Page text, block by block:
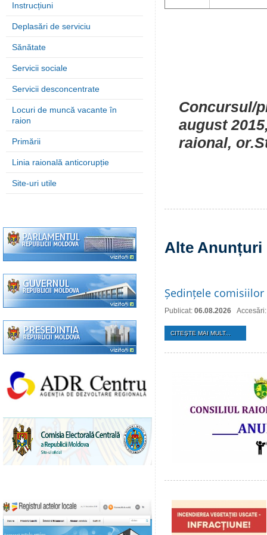
Instrucțiuni
Deplasări de serviciu
Sănătate
Servicii sociale
Servicii desconcentrate
Locuri de muncă vacante în
raion
Primării
Linia raională anticorupție
Site-uri utile
Concursul/
august
raional,
Alte Anunțuri
Ședințele
Publicat: 06.08.2026
CITEŞTE MAI MULT...